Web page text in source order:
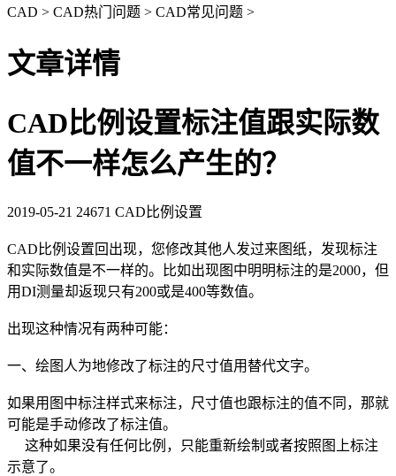
CAD > CAD热门问题 > CAD常见问题 >
文章详情
CAD比例设置标注值跟实际数
值不一样怎么产生的？
2019-05-21 24671 CAD比例设置
CAD比例 设置回出现，您修改其他人发过来图纸，发现标注
和实际数值是不一样的。比如出现图中明明标注的是2000，但
用DI测量却返现只有200或是400等数值。
出现这种情况有两种可能：
一、绘图人为地修改了标注的尺寸值用替代文字。
如果用图中标注样式来标注，尺寸值也跟标注的值不同，那就
可能是手动修改了标注值。
这种如果没有任何比例，只能重新绘制或者按照图上标注
示意了。